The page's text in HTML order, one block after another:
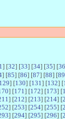
] [32] [33] [34] [35] [36
] [85] [86] [87] [88] [89
] [130] [131 ] [132] [
] [171 ] [172] [173] [
] [212] [213] [214] [
] [253] [254] [255] [
] [294] [295] [296] [